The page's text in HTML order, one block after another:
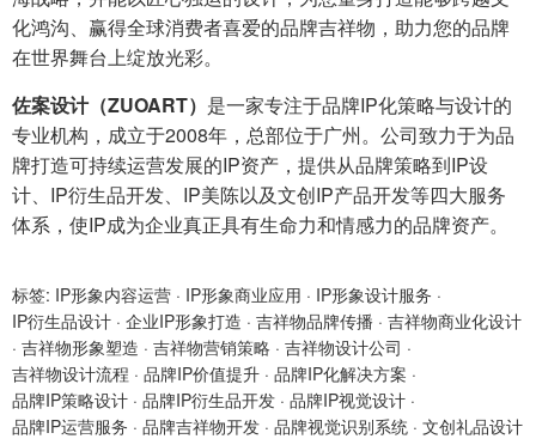
化鸿沟、赢得全球消费者喜爱的品牌吉祥物，助力您的品牌
在世界舞台上绽放光彩。
佐案设计（ZUOART） 是一家专注于品牌IP化策略与设计的
专业机构，成立于2008年，总部位于广州。公司致力于为品
牌打造可持续运营发展的IP资产，提供从品牌策略到IP设
计、IP衍生品开发、IP美陈以及文创IP产品开发等四大服务
体系，使IP成为企业真正具有生命力和情感力的品牌资产。
标签: IP形象内容运营 · IP形象商业应用 · IP形象设计服务 ·
IP衍生品设计 · 企业IP形象打造 · 吉祥物品牌传播 · 吉祥物商业化设计
· 吉祥物形象塑造 · 吉祥物营销策略 · 吉祥物设计公司 ·
吉祥物设计流程 · 品牌IP价值提升 · 品牌IP化解决方案 ·
品牌IP策略设计 · 品牌IP衍生品开发 · 品牌IP视觉设计 ·
品牌IP运营服务 · 品牌吉祥物开发 · 品牌视觉识别系统 · 文创礼品设计